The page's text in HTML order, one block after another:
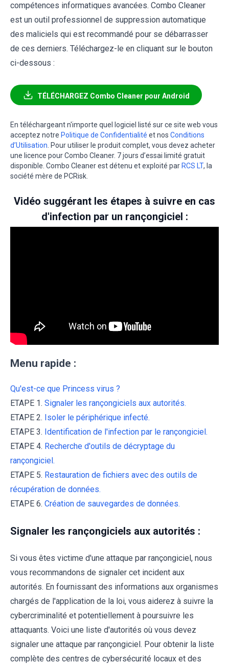
compétences informatiques avancées. Combo Cleaner
est un outil professionnel de suppression automatique
des maliciels qui est recommandé pour se débarrasser
de ces derniers. Téléchargez-le en cliquant sur le bouton
ci-dessous :
TÉLÉCHARGEZ Combo Cleaner pour Android
En téléchargeant n'importe quel logiciel listé sur ce site web vous
acceptez notre Politique de Confidentialité et nos Conditions
d’Utilisation. Pour utiliser le produit complet, vous devez acheter
une licence pour Combo Cleaner. 7 jours d’essai limité gratuit
disponible. Combo Cleaner est détenu et exploité par RCS LT, la
société mère de PCRisk.
Vidéo suggérant les étapes à suivre en cas
d'infection par un rançongiciel :
Menu rapide :
Qu'est-ce que Princess virus ?
ETAPE 1. Signaler les rançongiciels aux autorités.
ETAPE 2. Isoler le périphérique infecté.
ETAPE 3. Identification de l'infection par le rançongiciel.
ETAPE 4. Recherche d'outils de décryptage du
rançongiciel.
ETAPE 5. Restauration de fichiers avec des outils de
récupération de données.
ETAPE 6. Création de sauvegardes de données.
Signaler les rançongiciels aux autorités :
Si vous êtes victime d'une attaque par rançongiciel, nous
vous recommandons de signaler cet incident aux
autorités. En fournissant des informations aux organismes
chargés de l'application de la loi, vous aiderez à suivre la
cybercriminalité et potentiellement à poursuivre les
attaquants. Voici une liste d'autorités où vous devez
signaler une attaque par rançongiciel. Pour obtenir la liste
complète des centres de cybersécurité locaux et des